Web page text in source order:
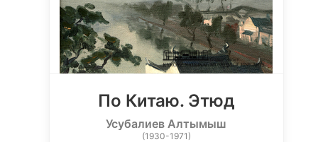
По Китаю. Этюд
Усубалиев Алтымыш
(1930-1971)